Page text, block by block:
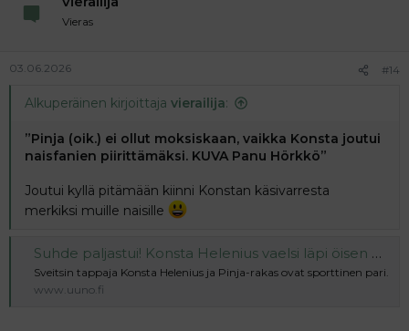
Vieras
03.06.2026 #14
Alkuperäinen kirjoittaja vierailija:
”Pinja (oik.) ei ollut moksiskaan, vaikka Konsta joutui
naisfanien piirittämäksi. KUVA Panu Hörkkö”
Joutui kyllä pitämään kiinni Konstan käsivarresta
merkiksi muille naisille
Suhde paljastui! Konsta Helenius vaelsi läpi öisen Helsingin – Pinja-rakas seurasi paljain varpain perässä | Uuno.fi
Sveitsin tappaja Konsta Helenius ja Pinja-rakas ovat sporttinen pari.
www.uuno.fi